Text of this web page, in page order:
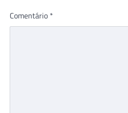
Comentário *